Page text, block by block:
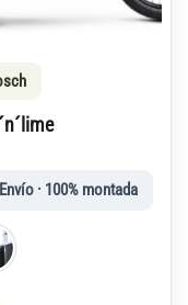
Envío · 100% montada